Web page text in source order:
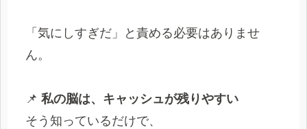
「気にしすぎだ」と責める必要はありませ
ん。
📌 私の脳は、キャッシュが残りやすい
そう知っているだけで、